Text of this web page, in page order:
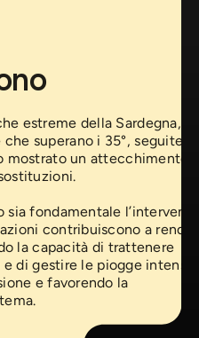
estreme della Sardegna,
superano i 35°, seguite da
mostrato un attecchimento
fondamentale l’intervento
contribuiscono a rendere
la capacità di trattenere
di gestire le piogge intense,
e favorendo la